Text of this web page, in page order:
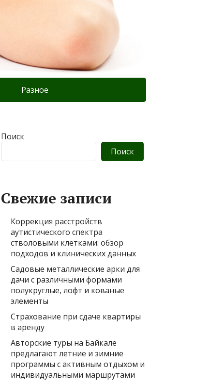
Разное
Поиск
Поиск
Свежие записи
Коррекция расстройств
аутистического спектра
стволовыми клетками: обзор
подходов и клинических данных
Садовые металлические арки для
дачи с различными формами
полукруглые, лофт и кованые
элементы
Страхование при сдаче квартиры
в аренду
Авторские туры на Байкале
предлагают летние и зимние
программы с активным отдыхом и
индивидуальными маршрутами